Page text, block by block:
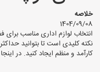
خلاصه
1404/09/08
انتخاب لوازم اداری مناسب
نکته کلیدی است تا بتوانید
کارآمد و منظم ایجاد کنید. در اینجا